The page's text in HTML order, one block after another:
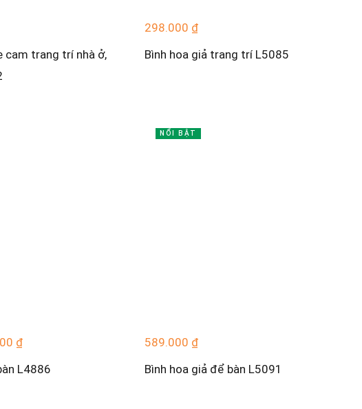
cam trang trí nhà ở,
298.000 ₫
Bình hoa giả trang trí L5085
₫
L4886
NỔI BẬT
589.000 ₫
Bình hoa giả để bàn L5091